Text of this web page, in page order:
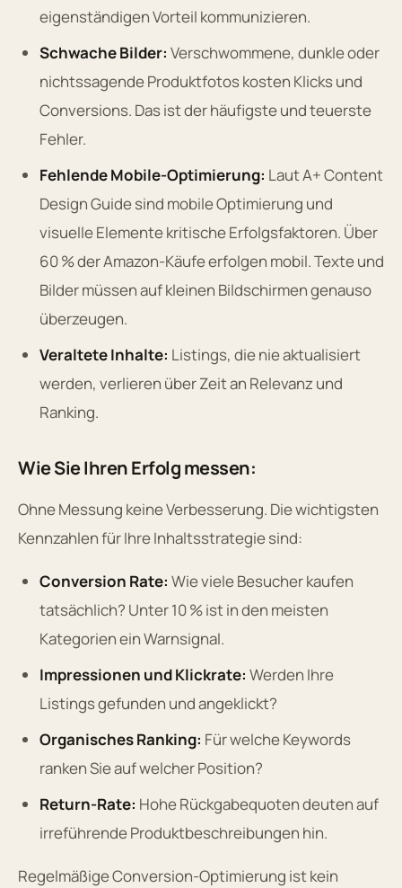
eigenständigen Vorteil kommunizieren.
Schwache Bilder: Verschwommene, dunkle oder
nichtssagende Produktfotos kosten Klicks und
Conversions. Das ist der häufigste und teuerste
Fehler.
Fehlende Mobile-Optimierung: Laut A+ Content
Design Guide sind mobile Optimierung und
visuelle Elemente kritische Erfolgsfaktoren. Über
60 % der Amazon-Käufe erfolgen mobil. Texte und
Bilder müssen auf kleinen Bildschirmen genauso
überzeugen.
Veraltete Inhalte: Listings, die nie aktualisiert
werden, verlieren über Zeit an Relevanz und
Ranking.
Wie Sie Ihren Erfolg messen:
Ohne Messung keine Verbesserung. Die wichtigsten
Kennzahlen für Ihre Inhaltsstrategie sind:
Conversion Rate: Wie viele Besucher kaufen
tatsächlich? Unter 10 % ist in den meisten
Kategorien ein Warnsignal.
Impressionen und Klickrate: Werden Ihre
Listings gefunden und angeklickt?
Organisches Ranking: Für welche Keywords
ranken Sie auf welcher Position?
Return-Rate: Hohe Rückgabequoten deuten auf
irreführende Produktbeschreibungen hin.
Regelmäßige Conversion-Optimierung ist kein